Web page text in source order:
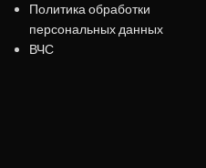
Политика обработки
персональных данных
ВЧС